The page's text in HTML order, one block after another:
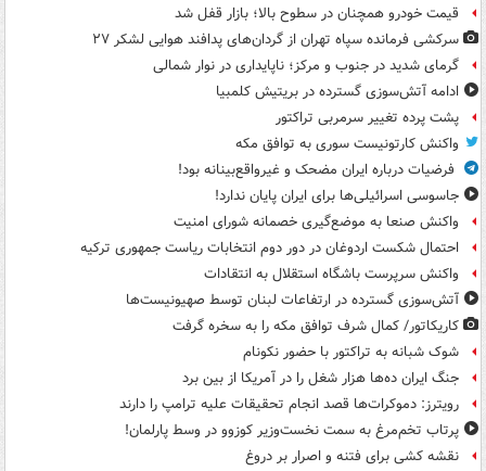
قیمت خودرو همچنان در سطوح بالا؛ بازار قفل شد
سرکشی فرمانده سپاه تهران از گردان‌های پدافند هوایی لشکر ۲۷
گرمای شدید در جنوب و مرکز؛ ناپایداری در نوار شمالی
ادامه آتش‌سوزی گسترده در بریتیش کلمبیا
پشت پرده تغییر سرمربی تراکتور
واکنش کارتونیست سوری به توافق مکه
فرضیات درباره ایران مضحک و غیرواقع‌بینانه بود!
جاسوسی اسرائیلی‌ها برای ایران پایان ندارد!
واکنش صنعا به موضع‌گیری خصمانه شورای امنیت
احتمال شکست اردوغان در دور دوم انتخابات ریاست جمهوری ترکیه
واکنش سرپرست باشگاه استقلال به انتقادات
آتش‌سوزی گسترده در ارتفاعات لبنان توسط صهیونیست‌ها
کاریکاتور/ کمال شرف توافق مکه را به سخره گرفت
شوک شبانه به تراکتور با حضور نکونام
جنگ ایران ده‌ها هزار شغل را در آمریکا از بین برد
رویترز: دموکرات‌ها قصد انجام تحقیقات علیه ترامپ را دارند
پرتاب تخم‌مرغ به سمت نخست‌وزیر کوزوو در وسط پارلمان!
نقشه کشی برای فتنه و اصرار بر دروغ